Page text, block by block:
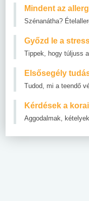
Mindent az
Szénanátha?
Győzd le a
Tippek, hogy túljuss
Elsősegély
Tudod, mi a teendő
Kérdések a
Aggodalmak,